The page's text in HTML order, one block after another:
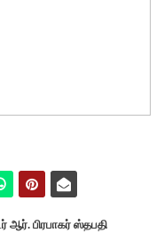
ஆர். பிரபாகர் ஸ்தபதி